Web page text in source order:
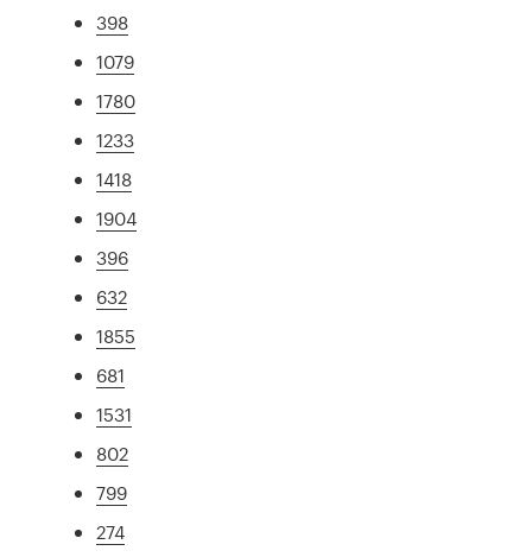
398
1079
1780
1233
1418
1904
396
632
1855
681
1531
802
799
274